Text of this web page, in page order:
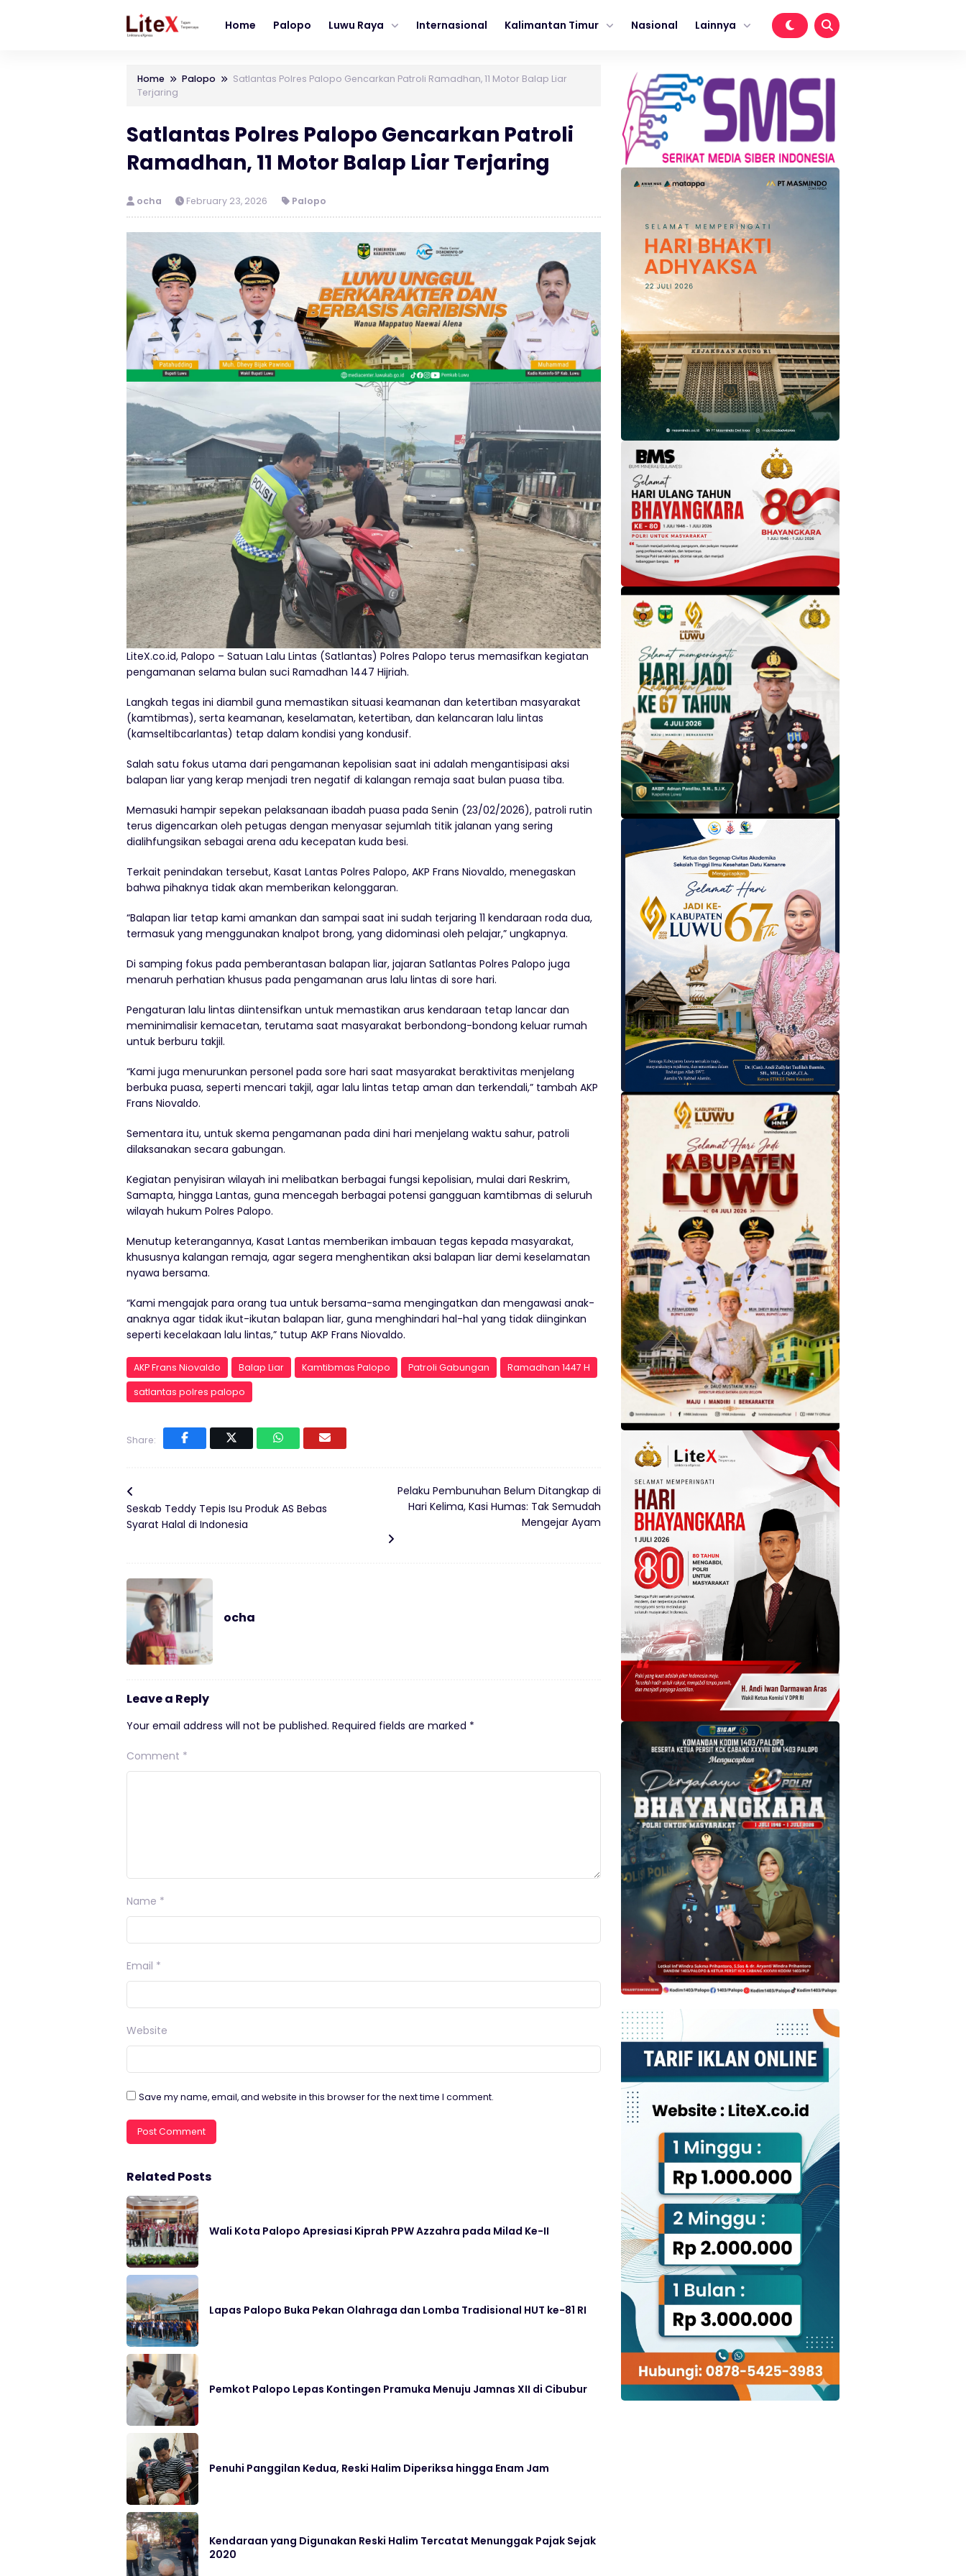
Home Palopo Luwu Raya Internasional Kalimantan Timur Nasional Lainnya
Home Palopo
Satlantas Polres Palopo Gencarkan Patroli Ramadhan, 11 Motor Balap Liar
Terjaring
Satlantas Polres Palopo Gencarkan Patroli
Ramadhan, 11 Motor Balap Liar Terjaring
ocha February 23, 2026 Palopo
LiteX.co.id, Palopo – Satuan Lalu Lintas (Satlantas) Polres Palopo terus memasifkan kegiatan
pengamanan selama bulan suci Ramadhan 1447 Hijriah.
Langkah tegas ini diambil guna memastikan situasi keamanan dan ketertiban masyarakat
(kamtibmas), serta keamanan, keselamatan, ketertiban, dan kelancaran lalu lintas
(kamseltibcarlantas) tetap dalam kondisi yang kondusif.
Salah satu fokus utama dari pengamanan kepolisian saat ini adalah mengantisipasi aksi
balapan liar yang kerap menjadi tren negatif di kalangan remaja saat bulan puasa tiba.
Memasuki hampir sepekan pelaksanaan ibadah puasa pada Senin (23/02/2026), patroli rutin
terus digencarkan oleh petugas dengan menyasar sejumlah titik jalanan yang sering
dialihfungsikan sebagai arena adu kecepatan kuda besi.
Terkait penindakan tersebut, Kasat Lantas Polres Palopo, AKP Frans Niovaldo, menegaskan
bahwa pihaknya tidak akan memberikan kelonggaran.
“Balapan liar tetap kami amankan dan sampai saat ini sudah terjaring 11 kendaraan roda dua,
termasuk yang menggunakan knalpot brong, yang didominasi oleh pelajar,” ungkapnya.
Di samping fokus pada pemberantasan balapan liar, jajaran Satlantas Polres Palopo juga
menaruh perhatian khusus pada pengamanan arus lalu lintas di sore hari.
Pengaturan lalu lintas diintensifkan untuk memastikan arus kendaraan tetap lancar dan
meminimalisir kemacetan, terutama saat masyarakat berbondong-bondong keluar rumah
untuk berburu takjil.
“Kami juga menurunkan personel pada sore hari saat masyarakat beraktivitas menjelang
berbuka puasa, seperti mencari takjil, agar lalu lintas tetap aman dan terkendali,” tambah AKP
Frans Niovaldo.
Sementara itu, untuk skema pengamanan pada dini hari menjelang waktu sahur, patroli
dilaksanakan secara gabungan.
Kegiatan penyisiran wilayah ini melibatkan berbagai fungsi kepolisian, mulai dari Reskrim,
Samapta, hingga Lantas, guna mencegah berbagai potensi gangguan kamtibmas di seluruh
wilayah hukum Polres Palopo.
Menutup keterangannya, Kasat Lantas memberikan imbauan tegas kepada masyarakat,
khususnya kalangan remaja, agar segera menghentikan aksi balapan liar demi keselamatan
nyawa bersama.
“Kami mengajak para orang tua untuk bersama-sama mengingatkan dan mengawasi anak-
anaknya agar tidak ikut-ikutan balapan liar, guna menghindari hal-hal yang tidak diinginkan
seperti kecelakaan lalu lintas,” tutup AKP Frans Niovaldo.
AKP Frans Niovaldo Balap Liar Kamtibmas Palopo Patroli Gabungan
Ramadhan 1447 H
satlantas polres palopo
Share:
Seskab Teddy Tepis Isu Produk AS Bebas
Syarat Halal di Indonesia
Pelaku Pembunuhan Belum Ditangkap di
Hari Kelima, Kasi Humas: Tak Semudah
Mengejar Ayam
ocha
Leave a Reply
Your email address will not be published. Required fields are marked *
Comment *
Name *
Email *
Website
Save my name, email, and website in this browser for the next time I comment.
Related Posts
Wali Kota Palopo Apresiasi Kiprah PPW Azzahra pada Milad Ke-II
Lapas Palopo Buka Pekan Olahraga dan Lomba Tradisional HUT ke-81 RI
Pemkot Palopo Lepas Kontingen Pramuka Menuju Jamnas XII di Cibubur
Penuhi Panggilan Kedua, Reski Halim Diperiksa hingga Enam Jam
Kendaraan yang Digunakan Reski Halim Tercatat Menunggak Pajak Sejak
2020